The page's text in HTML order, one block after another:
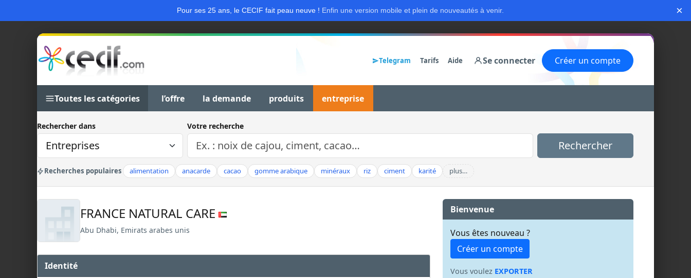
Pour ses 25 ans, le CECIF fait peau neuve ! Enfin une version mobile et plein de nouveautés à venir. ×
Telegram Tarifs Aide Se connecter Créer un compte
Toutes les catégories l’offre la demande produits entreprise
Rechercher dans Votre recherche
Rechercher
Recherches populaires alimentation anacarde cacao gomme arabique minéraux riz ciment karité plus…
FRANCE NATURAL CARE
Abu Dhabi, Emirats arabes unis
Identité
Bienvenue
Vous êtes nouveau ?
Créer un compte
Vous voulez EXPORTER